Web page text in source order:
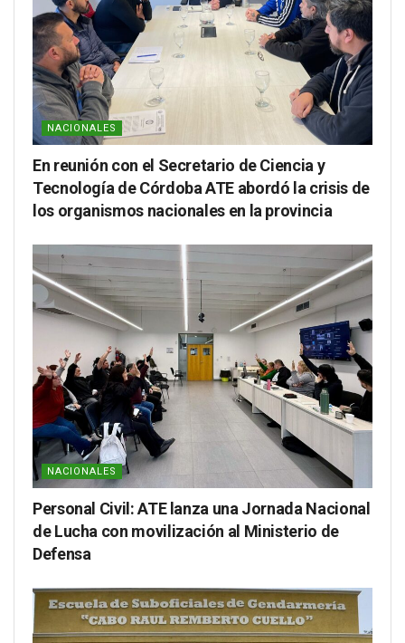
NACIONALES
En reunión con el Secretario de Ciencia y
Tecnología de Córdoba ATE abordó la crisis de
los organismos nacionales en la provincia
NACIONALES
Personal Civil: ATE lanza una Jornada Nacional
de Lucha con movilización al Ministerio de
Defensa